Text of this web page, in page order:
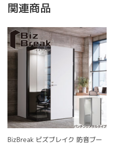
関連商品
BizBreak ビズブレイク 防音ブー